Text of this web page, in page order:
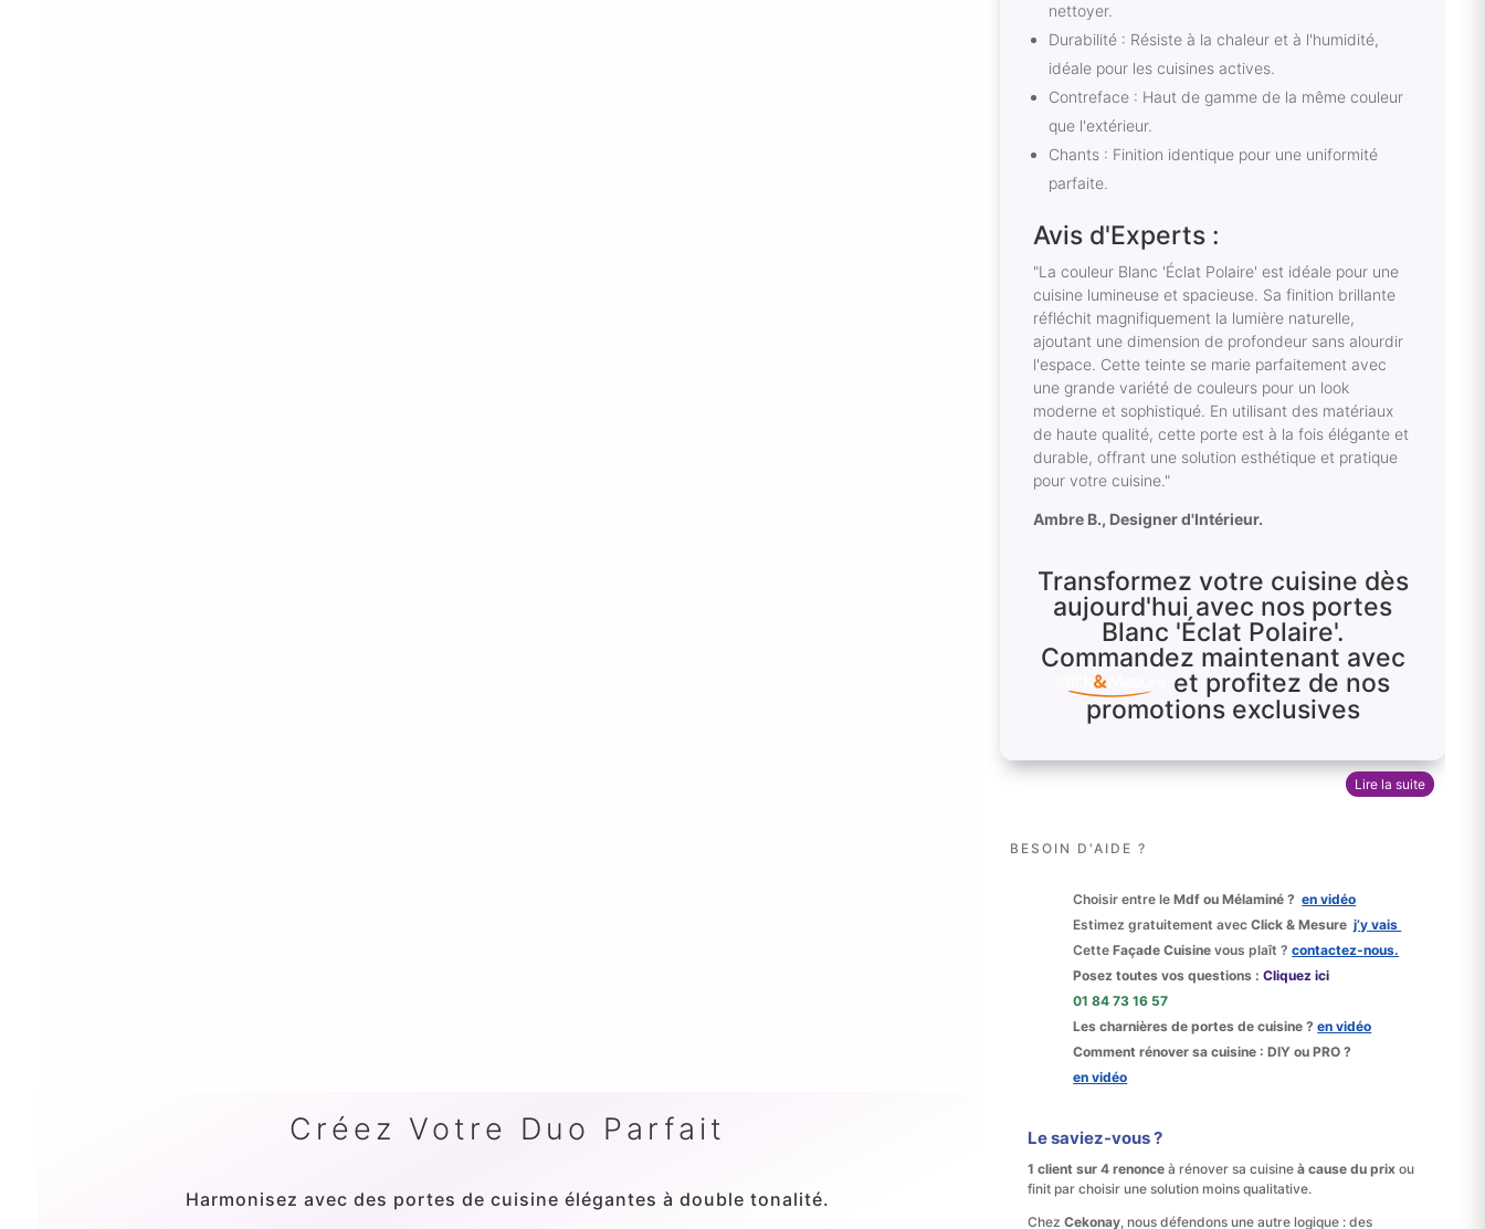
nettoyer.
Durabilité : Résiste à la chaleur et à l'humidité,
idéale pour les cuisines actives.
Contreface : Haut de gamme de la même couleur
que l'extérieur.
Chants : Finition identique pour une uniformité
parfaite.
Avis d'Experts :
"La couleur Blanc 'Éclat Polaire' est idéale pour une
cuisine lumineuse et spacieuse. Sa finition brillante
réfléchit magnifiquement la lumière naturelle,
ajoutant une dimension de profondeur sans alourdir
l'espace. Cette teinte se marie parfaitement avec
une grande variété de couleurs pour un look
moderne et sophistiqué. En utilisant des matériaux
de haute qualité, cette porte est à la fois élégante et
durable, offrant une solution esthétique et pratique
pour votre cuisine."
Ambre B., Designer d'Intérieur.
Transformez votre cuisine dès
aujourd'hui avec nos portes
Blanc 'Éclat Polaire'.
Commandez maintenant avec
et profitez de nos
promotions exclusives
Lire la suite
BESOIN D'AIDE ?
Choisir entre leMdf ou Mélaminé ? en vidéo
Estimez gratuitement avecClick & Mesure j’y vais
CetteFaçade Cuisine vous plaît ?contactez‑nous.
Posez toutes vos questions : Cliquez ici
01 84 73 16 57
Les charnières de portes de cuisine ? en vidéo
Comment rénover sa cuisine : DIY ou PRO ?
en vidéo
Créez Votre Duo Parfait
Harmonisez avec des portes de cuisine élégantes à double tonalité.
Le saviez-vous ?
1 client sur 4 renonce à rénover sa cuisineà cause du prix ou
finit par choisir une solution moins qualitative.
ChezCekonay, nous défendons une autre logique : des